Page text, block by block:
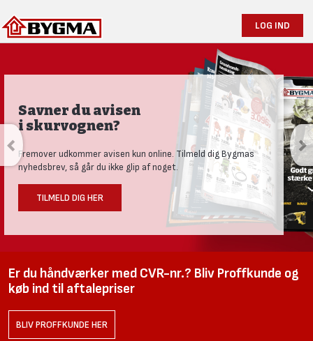
LOG IND
Produktnyheder og tests
Se vores nye univers med aktuelle nyheder til den nysgerrige
håndværker.
Er du håndværker med CVR-nr.? Bliv Proffkunde og
køb ind til aftalepriser
BLIV PROFFKUNDE HER